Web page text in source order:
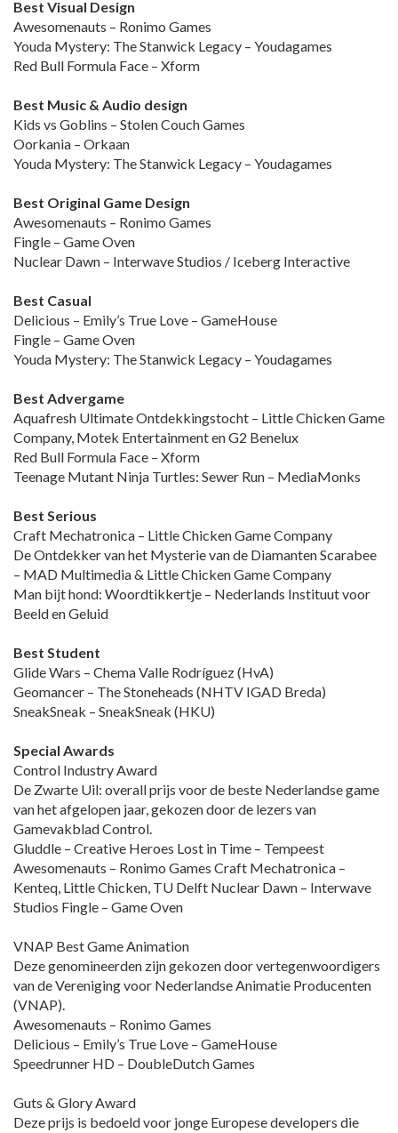
Best Visual Design
Awesomenauts – Ronimo Games
Youda Mystery: The Stanwick Legacy – Youdagames
Red Bull Formula Face – Xform
Best Music & Audio design
Kids vs Goblins – Stolen Couch Games
Oorkania – Orkaan
Youda Mystery: The Stanwick Legacy – Youdagames
Best Original Game Design
Awesomenauts – Ronimo Games
Fingle – Game Oven
Nuclear Dawn – Interwave Studios / Iceberg Interactive
Best Casual
Delicious – Emily’s True Love – GameHouse
Fingle – Game Oven
Youda Mystery: The Stanwick Legacy – Youdagames
Best Advergame
Aquafresh Ultimate Ontdekkingstocht – Little Chicken Game
Company, Motek Entertainment en G2 Benelux
Red Bull Formula Face – Xform
Teenage Mutant Ninja Turtles: Sewer Run – MediaMonks
Best Serious
Craft Mechatronica – Little Chicken Game Company
De Ontdekker van het Mysterie van de Diamanten Scarabee
– MAD Multimedia & Little Chicken Game Company
Man bijt hond: Woordtikkertje – Nederlands Instituut voor
Beeld en Geluid
Best Student
Glide Wars – Chema Valle Rodríguez (HvA)
Geomancer – The Stoneheads (NHTV IGAD Breda)
SneakSneak – SneakSneak (HKU)
Special Awards
Control Industry Award
De Zwarte Uil: overall prijs voor de beste Nederlandse game
van het afgelopen jaar, gekozen door de lezers van
Gamevakblad Control.
Gluddle – Creative Heroes Lost in Time – Tempeest
Awesomenauts – Ronimo Games Craft Mechatronica –
Kenteq, Little Chicken, TU Delft Nuclear Dawn – Interwave
Studios Fingle – Game Oven
VNAP Best Game Animation
Deze genomineerden zijn gekozen door vertegenwoordigers
van de Vereniging voor Nederlandse Animatie Producenten
(VNAP).
Awesomenauts – Ronimo Games
Delicious – Emily’s True Love – GameHouse
Speedrunner HD – DoubleDutch Games
Guts & Glory Award
Deze prijs is bedoeld voor jonge Europese developers die